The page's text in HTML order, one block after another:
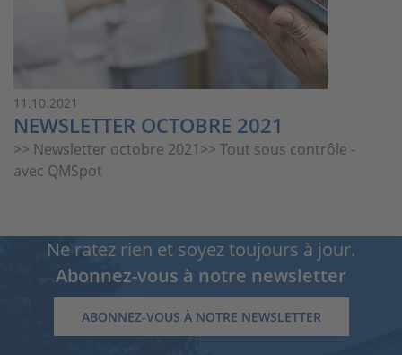
11.10.2021
NEWSLETTER OCTOBRE 2021
>> Newsletter octobre 2021>> Tout sous contrôle -
avec QMSpot
Ne ratez rien et soyez toujours à jour.
Abonnez-vous à notre newsletter
ABONNEZ-VOUS À NOTRE NEWSLETTER